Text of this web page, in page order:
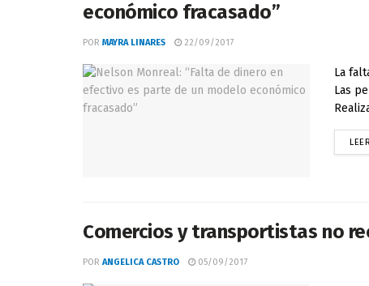
económico fracasado”
POR MAYRA LINARES 22/09/2017
La
Las
Comercios y transportistas no
POR ANGELICA CASTRO 05/09/2017